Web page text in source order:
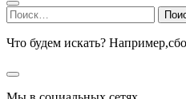
Найти:
Что будем искать? Например,